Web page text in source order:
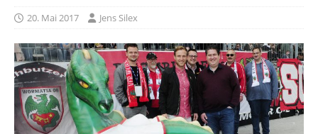
20. Mai 2017 Jens Silex